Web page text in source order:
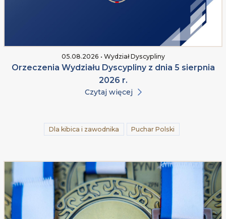
05.08.2026 • Wydział Dyscypliny
Orzeczenia Wydziału Dyscypliny z dnia 5 sierpnia
2026 r.
Czytaj więcej
Dla kibica i zawodnika Puchar Polski